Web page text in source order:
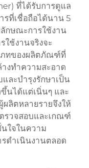
ที่ได้รับการดูแล
รที่เชื่อถือได้นาน 5
กษณะการใช้งาน
ใช้งานจริงจะ
ภทของผลิตภัณฑ์ที่
งทำความสะอาด
ละบำรุงรักษาเป็น
นได้แต่เนิ่นๆ และ
ลิตหลายรายจึงให้
รวจสอบและเกณฑ์
ใจในความ
ดำเนินงานตลอด